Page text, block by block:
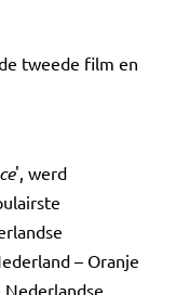
tweede film en
', werd
– Oranje
Nederlandse